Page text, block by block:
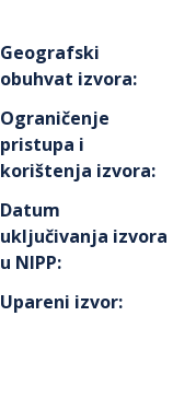
Geografski
obuhvat izvora:
Ograničenje
pristupa i
korištenja izvora:
Datum
uključivanja izvora
u NIPP:
Upareni izvor: